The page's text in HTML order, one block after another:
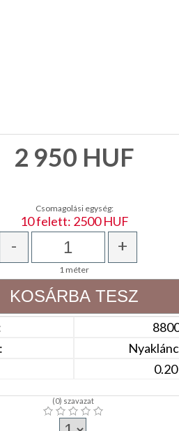
2 950 HUF
Csomagolási egység:
10 felett: 2500 HUF
- +
1 méter
(0) szavazat